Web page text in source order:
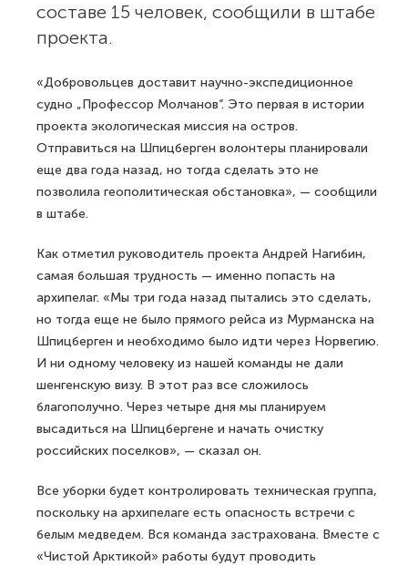
составе 15 человек, сообщили в штабе
проекта.
«Добровольцев доставит научно-экспедиционное
судно „Профессор Молчанов“. Это первая в истории
проекта экологическая миссия на остров.
Отправиться на Шпицберген волонтеры планировали
еще два года назад, но тогда сделать это не
позволила геополитическая обстановка», — сообщили
в штабе.
Как отметил руководитель проекта Андрей Нагибин,
самая большая трудность — именно попасть на
архипелаг. «Мы три года назад пытались это сделать,
но тогда еще не было прямого рейса из Мурманска на
Шпицберген и необходимо было идти через Норвегию.
И ни одному человеку из нашей команды не дали
шенгенскую визу. В этот раз все сложилось
благополучно. Через четыре дня мы планируем
высадиться на Шпицбергене и начать очистку
российских поселков», — сказал он.
Все уборки будет контролировать техническая группа,
поскольку на архипелаге есть опасность встречи с
белым медведем. Вся команда застрахована. Вместе с
«Чистой Арктикой» работы будут проводить